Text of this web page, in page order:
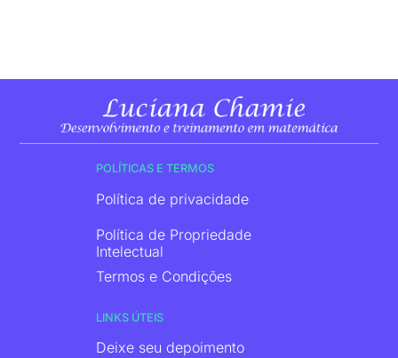
POLÍTICAS E TERMOS
Política de privacidade
Política de Propriedade
Intelectual
Termos e Condições
LINKS ÚTEIS
Deixe seu depoimento